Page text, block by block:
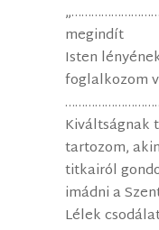
megindít
Isten
foglalkozom
Kiváltságnak
tartozom,
titkairól
imádni a
Lélek